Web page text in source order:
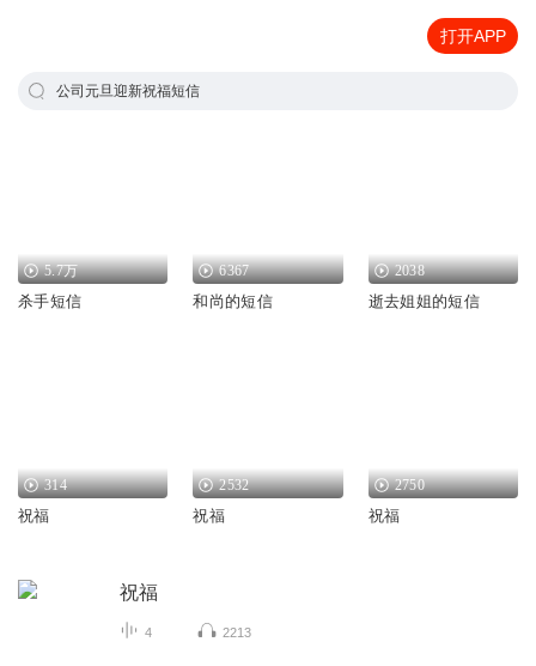
打开APP
公司元旦迎新祝福短信
5.7万
杀手短信
6367
和尚的短信
2038
逝去姐姐的短信
314
祝福
2532
祝福
2750
祝福
祝福
4 2213